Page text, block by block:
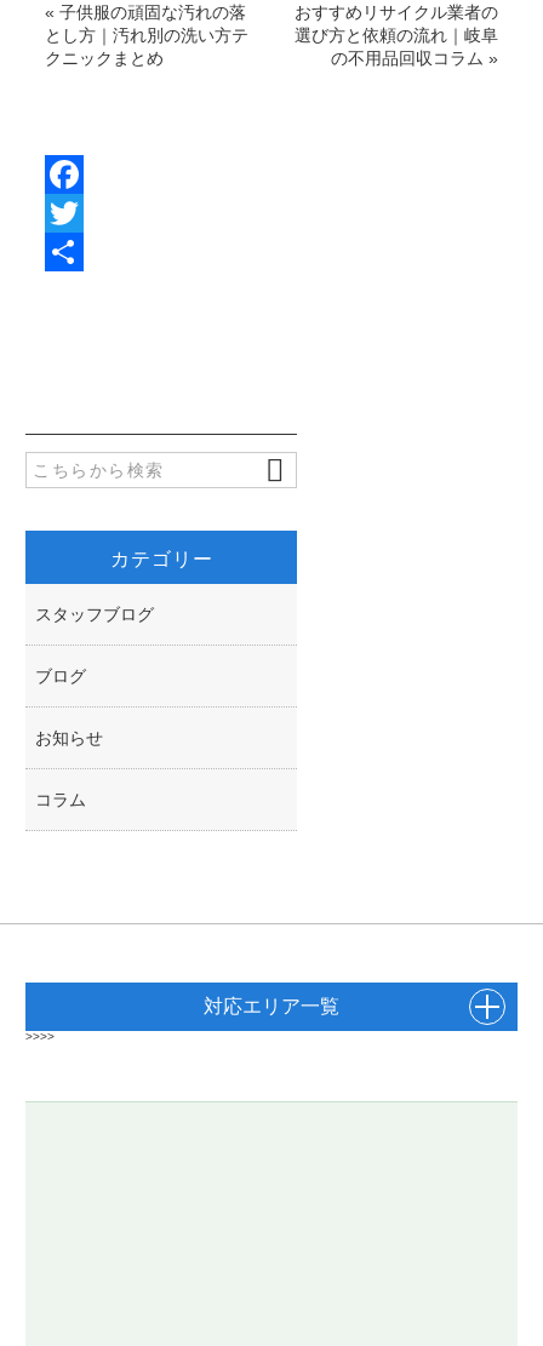
« 子供服の頑固な汚れの落
とし方｜汚れ別の洗い方テ
クニックまとめ
おすすめリサイクル業者の
選び方と依頼の流れ｜岐阜
の不用品回収コラム »
F
カテゴリー
スタッフブログ
ブログ
お知らせ
コラム
対応エリア一覧
>>>>